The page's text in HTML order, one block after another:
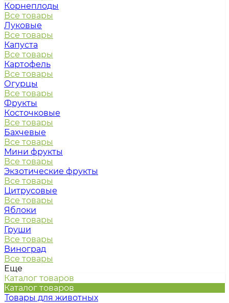
Корнеплоды
Все товары
Луковые
Все товары
Капуста
Все товары
Картофель
Все товары
Огурцы
Все товары
Фрукты
Косточковые
Все товары
Бахчевые
Все товары
Мини фрукты
Все товары
Экзотические фрукты
Все товары
Цитрусовые
Все товары
Яблоки
Все товары
Груши
Все товары
Виноград
Все товары
Еще
Каталог товаров
Каталог товаров
Товары для животных